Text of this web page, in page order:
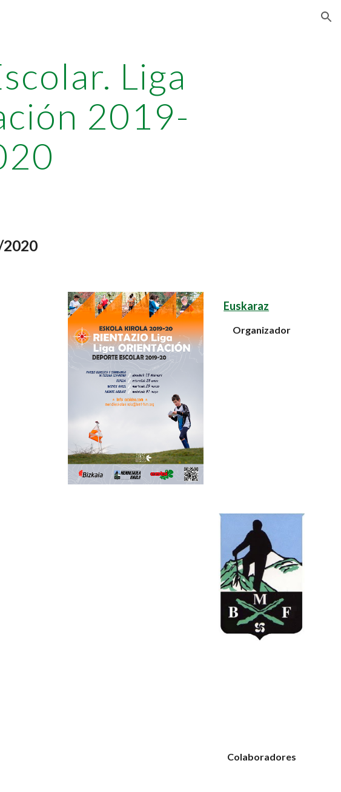
Liga
2019-
2020
Euskaraz
Organizador
Colaboradores